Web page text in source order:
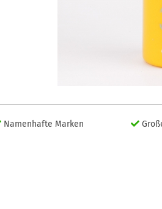
Namenhafte Marken